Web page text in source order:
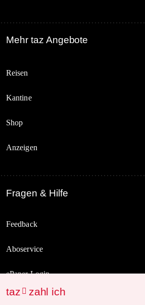
Mehr taz Angebote
Reisen
Kantine
Shop
Anzeigen
Fragen & Hilfe
Feedback
Aboservice
ePaper Login
taz  zahl ich